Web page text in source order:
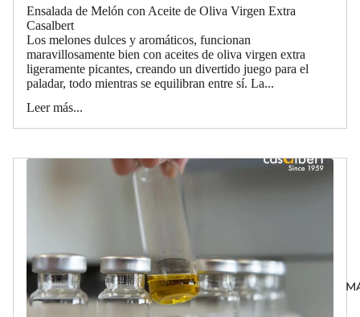
Ensalada de Melón con Aceite de Oliva Virgen Extra
Casalbert
Los melones dulces y aromáticos, funcionan
maravillosamente bien con aceites de oliva virgen extra
ligeramente picantes, creando un divertido juego para el
paladar, todo mientras se equilibran entre sí. La...
Leer más...